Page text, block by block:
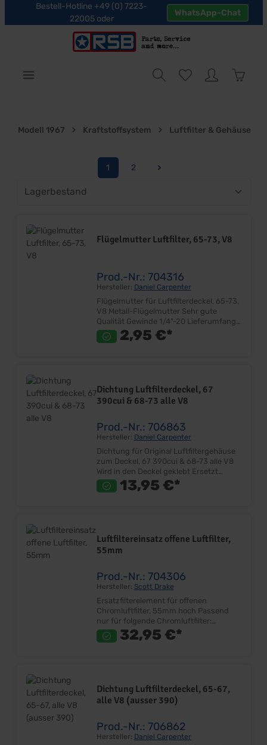
Bestell-Hotline +49 (0) 7223-
22005 oder
WhatsApp-Chat
Modell 1967 Kraftstoffsystem Luftfilter & Gehäuse
Seite
1
Seite
2
Flügelmutter Luftfilter, 65-73, V8
Prod.-Nr.: 704316
Hersteller: Daniel Carpenter
Flügelmutter für Luftfilterdeckel, 65-73,
V8 Metall-Flügelmutter Sehr gute
Qualität Gewinde 1/4"-20 Lieferumfang:
Stück Preis: Pro Stück Einbauort:
Luftfilter
2,95 €*
Dichtung Luftfilterdeckel, 67
390cui & 68-73 alle V8
Prod.-Nr.: 706863
Hersteller: Daniel Carpenter
Dichtung für Original Luftfiltergehäuse
zum Deckel, 67 390cui & 68-73 alle V8
Wird in den Deckel geklebt Ersetzt
Originalteil Lieferumfang: Stück Preis:13,95 €*
Luftfiltereinsatz offene Luftfilter,
55mm
Prod.-Nr.: 704306
Hersteller: Scott Drake
Ersatzfilterelement für offenen
Chromluftfilter, 55mm hoch Passend
nur für folgende Chromluftfilter:
704305, 714300, 714305, 714306,
714307 Höhe: ca. 55mm Innen32,95 €*
Dichtung Luftfilterdeckel, 65-67,
alle V8 (ausser 390)
Prod.-Nr.: 706862
Hersteller: Daniel Carpenter